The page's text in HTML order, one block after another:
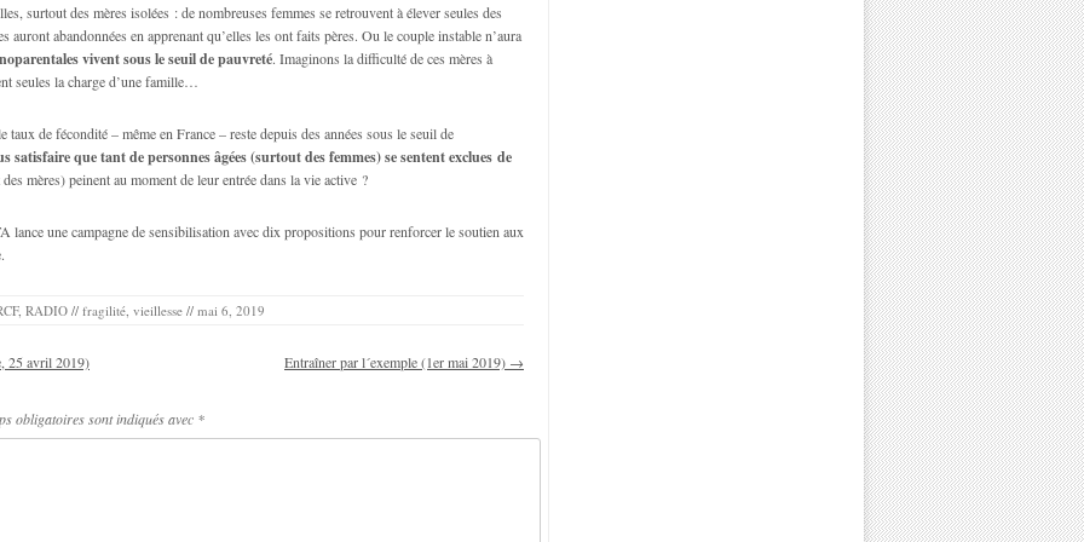
surtout des mères isolées : de nombreuses femmes se retrouvent à élever seules des
auront abandonnées en apprenant qu’elles les ont faits pères. Ou le couple instable n’aura
vivent sous le seuil de pauvreté. Imaginons la difficulté de ces mères à
seules la charge d’une famille…
de fécondité – même en France – reste depuis des années sous le seuil de
satisfaire que tant de personnes âgées (surtout des femmes) se sentent exclues de
mères) peinent au moment de leur entrée dans la vie active ?
lance une campagne de sensibilisation avec dix propositions pour renforcer le soutien aux
, RADIO // fragilité vieillesse // mai 6, 2019
25 avril 2019) Entraîner par l´exemple (1er mai 2019) →
obligatoires sont indiqués avec *